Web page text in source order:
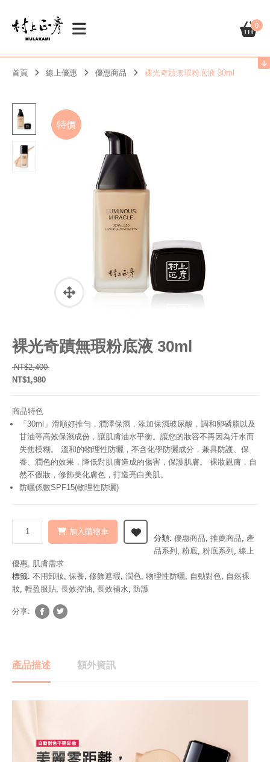
0
首頁 線上優惠 優惠商品 裸光奇蹟無瑕粉底液 30ml
特價
裸光奇蹟無瑕粉底液 30ml
NT$2,400原始價格：NT$2,400。
NT$1,980
商品特色
「30ml」滑順好推勻，潤澤保濕，添加保濕玻尿酸，調和卵磷脂以及
甘油等高效保濕成份，讓肌膚油水平衡。讓您的妝容不再因為汗水而
失焦模糊。 溫和的物理性防曬，不含化學防曬成分，兼具防護、保
養、潤色的效果，降低對肌膚造成的傷害，保護肌膚。 裸妝親膚，自
然不假妝，修飾美化膚色，打造亮白美肌。
防曬係數SPF15(物理性防曬)
加入購物車
分類: 優惠商品, 推薦商品, 產
品系列 , 粉底, 粉底系列 , 線上
優惠, 肌膚需求
標籤: 不用卸妝, 保養, 修飾遮瑕, 潤色, 物理性防曬, 自動對色, 自然裸
妝, 輕盈服貼, 長效控油, 長效補水, 防護
分享:
產品描述 額外資訊